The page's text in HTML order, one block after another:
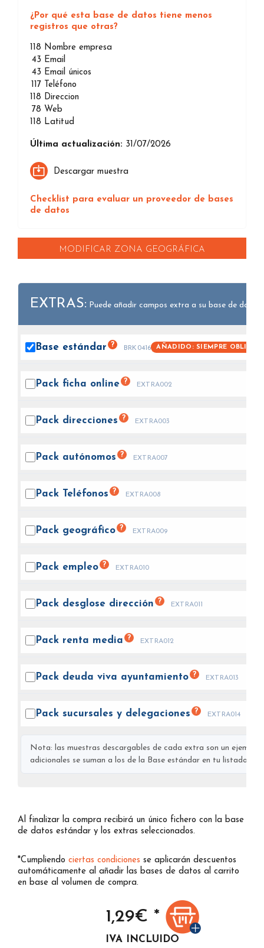
¿Por qué esta base de datos tiene menos
registros que otras?
118 Nombre empresa
43 Email
43 Email únicos
117 Teléfono
118 Direccion
78 Web
118 Latitud
Última actualización: 31/07/2026
Descargar muestra
Checklist para evaluar un proveedor de bases
de datos
MODIFICAR ZONA GEOGRÁFICA
EXTRAS: Puede añadir campos extra a su base de datos.
Base estándar ? BRK0416 AÑADIDO: SIEMPRE
Pack ficha online ? EXTRA002
Pack direcciones ? EXTRA003
Pack autónomos ? EXTRA007
Pack Teléfonos ? EXTRA008
Pack geográfico ? EXTRA009
Pack empleo ? EXTRA010
Pack desglose dirección ? EXTRA011
Pack renta media ? EXTRA012
Pack deuda viva ayuntamiento ? EXTRA013
Pack sucursales y delegaciones ? EXTRA014
Nota: las muestras descargables de cada extra son un
adicionales se suman a los de la Base estándar en tu listado
Al finalizar la compra recibirá un único fichero con la base
de datos estándar y los extras seleccionados.
*Cumpliendo ciertas condiciones se aplicarán descuentos
automáticamente al añadir las bases de datos al carrito
en base al volumen de compra.
1,29€ *
IVA INCLUIDO